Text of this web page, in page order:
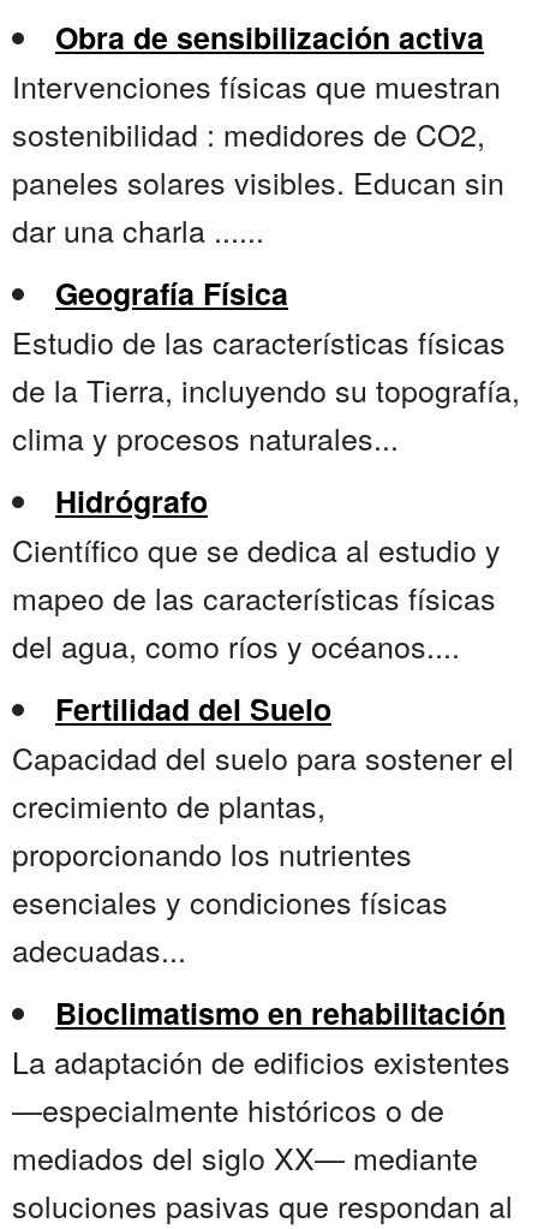
Obra de sensibilización activa
Intervenciones físicas que muestran
sostenibilidad : medidores de CO2,
paneles solares visibles. Educan sin
dar una charla ......
Geografía Física
Estudio de las características físicas
de la Tierra, incluyendo su topografía,
clima y procesos naturales...
Hidrógrafo
Científico que se dedica al estudio y
mapeo de las características físicas
del agua, como ríos y océanos....
Fertilidad del Suelo
Capacidad del suelo para sostener el
crecimiento de plantas,
proporcionando los nutrientes
esenciales y condiciones físicas
adecuadas...
Bioclimatismo en rehabilitación
La adaptación de edificios existentes
—especialmente históricos o de
mediados del siglo XX— mediante
soluciones pasivas que respondan al